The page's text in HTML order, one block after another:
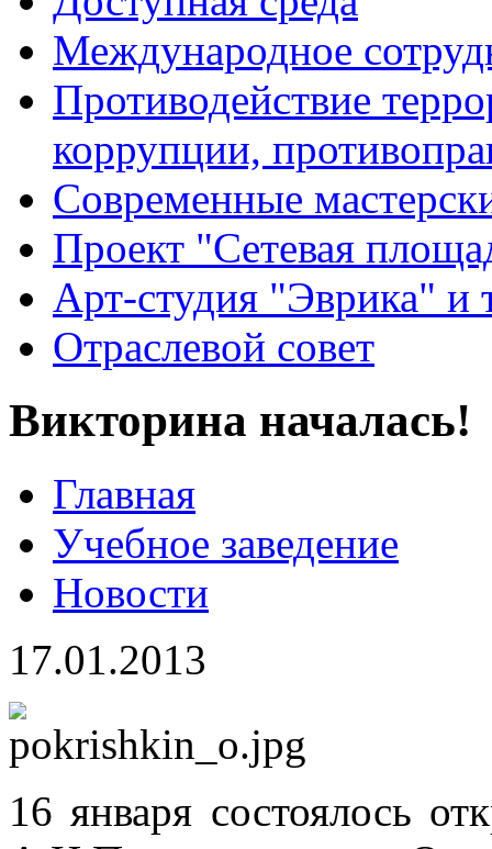
Международное
Противодействие
коррупции,
Современные
Проект "Сетевая
Арт-студия "Эврика" и
Отраслевой совет
Викторина началась!
Главная
Учебное заведение
Новости
17.01.2013
16 января состоялось